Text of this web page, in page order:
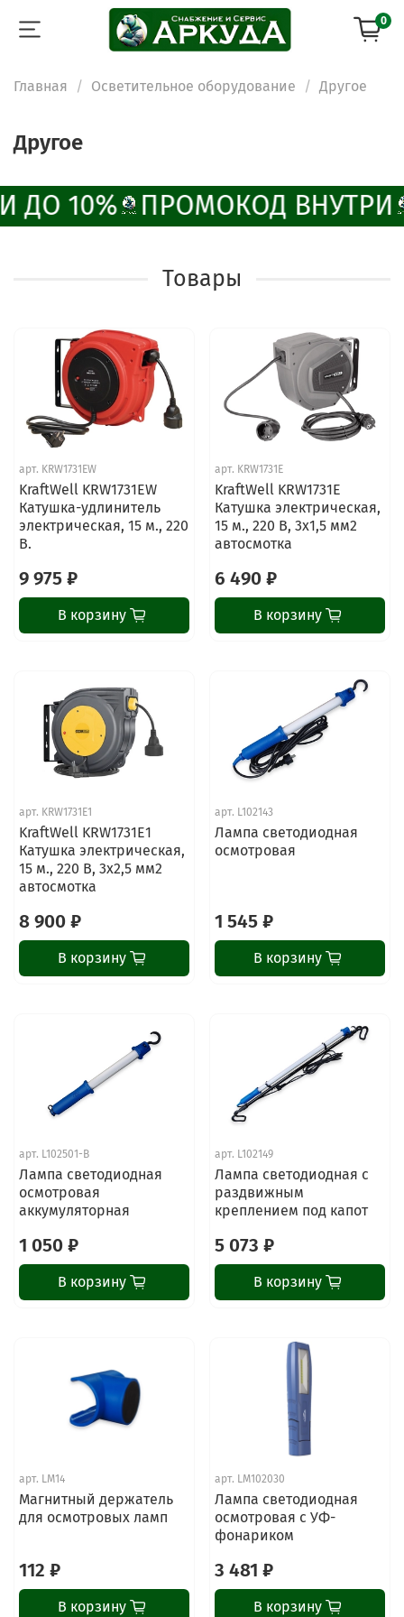
0
Главная Осветительное оборудование Другое
Другое
ДО 10% ПРОМОКОД ВНУТРИ
Товары
арт. KRW1731EW
KraftWell KRW1731EW
Катушка-удлинитель
электрическая, 15 м., 220
В.
9 975 ₽
В корзину
арт. KRW1731E
KraftWell KRW1731E
Катушка электрическая,
15 м., 220 В, 3х1,5 мм2
автосмотка
6 490 ₽
В корзину
арт. KRW1731E1
KraftWell KRW1731E1
Катушка электрическая,
15 м., 220 В, 3х2,5 мм2
автосмотка
8 900 ₽
В корзину
арт. L102143
Лампа светодиодная
осмотровая
1 545 ₽
В корзину
арт. L102501-B
Лампа светодиодная
осмотровая
аккумуляторная
1 050 ₽
В корзину
арт. L102149
Лампа светодиодная с
раздвижным
креплением под капот
5 073 ₽
В корзину
арт. LM14
Магнитный держатель
для осмотровых ламп
112 ₽
В корзину
арт. LM102030
Лампа светодиодная
осмотровая с УФ-
фонариком
3 481 ₽
В корзину